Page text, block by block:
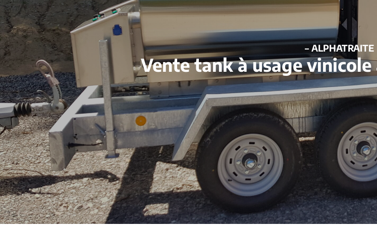
– ALPHATRAITE
Vente tank à usage